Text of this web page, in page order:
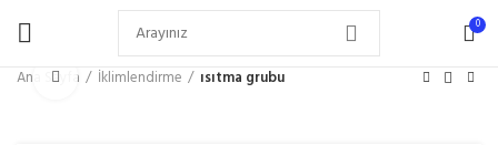
0
Ana Sayfa İklimlendirme ısıtma grubu
Büyütmek için tıklayın